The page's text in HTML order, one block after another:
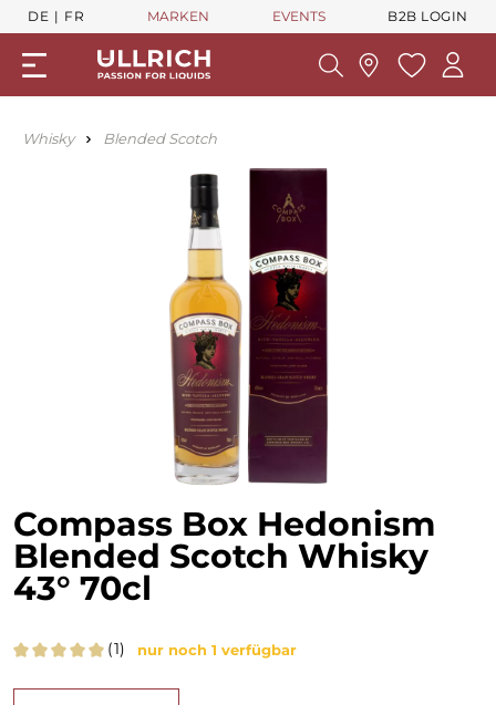
DE FR MARKEN EVENTS B2B LOGIN
Whisky Blended Scotch
Compass Box Hedonism
Blended Scotch Whisky
43° 70cl
(1) nur noch 1 verfügbar